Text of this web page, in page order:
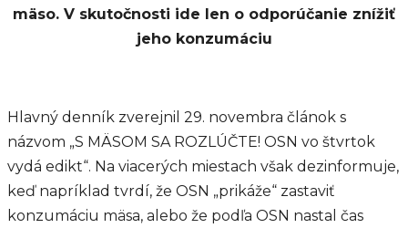
mäso. V skutočnosti ide len o odporúčanie znížiť
jeho konzumáciu
Hlavný denník zverejnil 29. novembra článok s
názvom „S MÄSOM SA ROZLÚČTE! OSN vo štvrtok
vydá edikt“. Na viacerých miestach však dezinformuje,
keď napríklad tvrdí, že OSN „prikáže“ zastaviť
konzumáciu mäsa, alebo že podľa OSN nastal čas